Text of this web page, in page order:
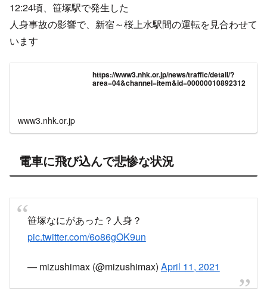
12:24頃、笹塚駅で発生した
人身事故の影響で、新宿～桜上水駅間の運転を見合わせて
います
https://www3.nhk.or.jp/news/traffic/detail/?
area=04&channel=item&id=00000010892312
www3.nhk.or.jp
電車に飛び込んで悲惨な状況
笹塚なにがあった？人身？
pic.twitter.com/6o86gOK9un
— mizushimax (@mizushimax) April 11, 2021